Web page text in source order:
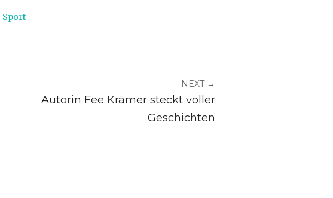
Sport
NEXT →
Autorin Fee Krämer steckt voller
Geschichten